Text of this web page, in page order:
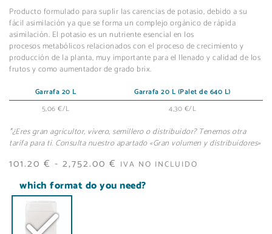
Producto formulado para suplir las carencias de potasio, debido a su
fácil asimilación ya que se forma un complejo orgánico de rápida
asimilación. El potasio es un nutriente esencial en los
procesos metabólicos relacionados con el proceso de crecimiento y
producción de la planta, muy importante para el llenado y calidad de los
frutos y como aumentador de grado brix.
Garrafa 20 L
Garrafa 20 L (Palet de 640 L)
5,06 €/L
4,30 €/L
*¿Eres gran agricultor, vivero, semillero o distribuidor? Tenemos otra
tarifa para ti. Consulta nuestro apartado «Gran volumen y distribuidores»
101.20 € - 2,752.00 € IVA NO INCLUIDO
which format do you need?